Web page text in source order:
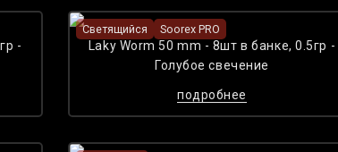
-
Светящийся Soorex PRO
Laky Worm 50 mm - 8шт в банке, 0.5гр -
Голубое cвечение
подробнее